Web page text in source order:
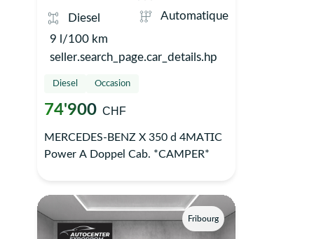
Diesel
Automatique
9 l/100 km
seller.search_page.car_details.hp
Diesel Occasion
74'900CHF
MERCEDES-BENZ X 350 d 4MATIC
Power A Doppel Cab. *CAMPER*
Fribourg